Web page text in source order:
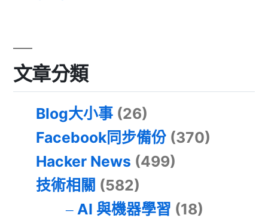
文章分類
Blog大小事 (26)
Facebook同步備份 (370)
Hacker News (499)
技術相關 (582)
AI 與機器學習 (18)